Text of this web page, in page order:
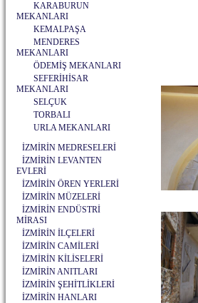
KARABURUN
MEKANLARI
KEMALPAŞA
MENDERES
MEKANLARI
ÖDEMİŞ MEKANLARI
SEFERİHİSAR
MEKANLARI
SELÇUK
TORBALI
URLA MEKANLARI
İZMİRİN MEDRESELERİ
İZMİRİN LEVANTEN
EVLERİ
İZMİRİN ÖREN YERLERİ
İZMİRİN MÜZELERİ
İZMİRİN ENDÜSTRİ
MİRASI
İZMİRİN İLÇELERİ
İZMİRİN CAMİLERİ
İZMİRİN KİLİSELERİ
İZMİRİN ANITLARI
İZMİRİN ŞEHİTLİKLERİ
İZMİRİN HANLARI